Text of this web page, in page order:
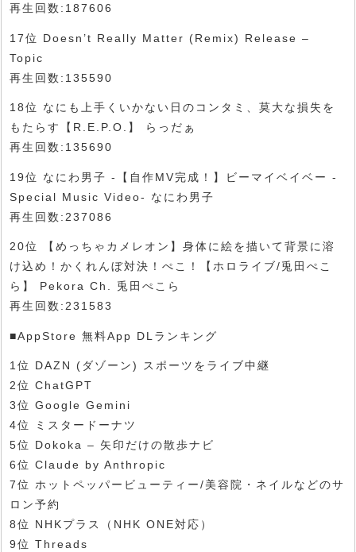
再生回数:187606
17位 Doesn’t Really Matter (Remix) Release –
Topic
再生回数:135590
18位 なにも上手くいかない日のコンタミ、莫大な損失を
もたらす【R.E.P.O.】 らっだぁ
再生回数:135690
19位 なにわ男子 -【自作MV完成！】ビーマイベイベー -
Special Music Video- なにわ男子
再生回数:237086
20位 【めっちゃカメレオン】身体に絵を描いて背景に溶
け込め！かくれんぼ対決！ぺこ！【ホロライブ/兎田ぺこ
ら】 Pekora Ch. 兎田ぺこら
再生回数:231583
■AppStore 無料App DLランキング
1位 DAZN (ダゾーン) スポーツをライブ中継
2位 ChatGPT
3位 Google Gemini
4位 ミスタードーナツ
5位 Dokoka – 矢印だけの散歩ナビ
6位 Claude by Anthropic
7位 ホットペッパービューティー/美容院・ネイルなどのサ
ロン予約
8位 NHKプラス（NHK ONE対応）
9位 Threads